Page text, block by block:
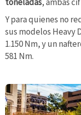
Y para quienes no
sus modelos Heavy
1.150 Nm, y un
581 Nm.